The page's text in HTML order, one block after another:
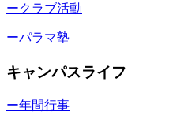
ークラブ活動
ーパラマ塾
キャンパスライフ
ー年間行事